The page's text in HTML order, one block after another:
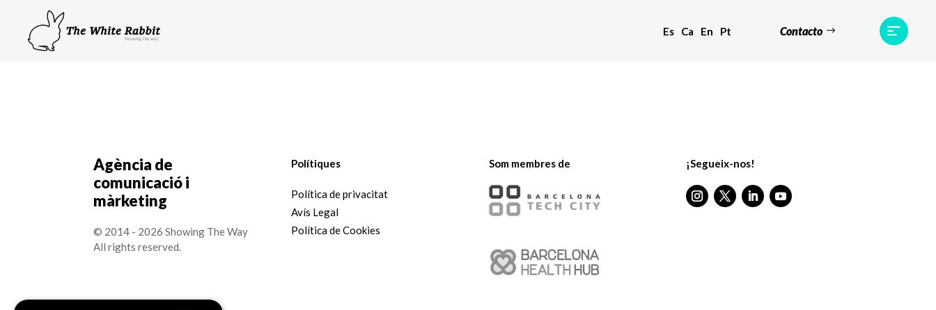
Es Ca En Pt Contacto
Agència de
comunicació i
màrketing
© 2014 - 2026 Showing The Way
All rights reserved.
Polítiques
Política de privacitat
Avís Legal
Política de Cookies
Som membres de ¡Segueix-nos!